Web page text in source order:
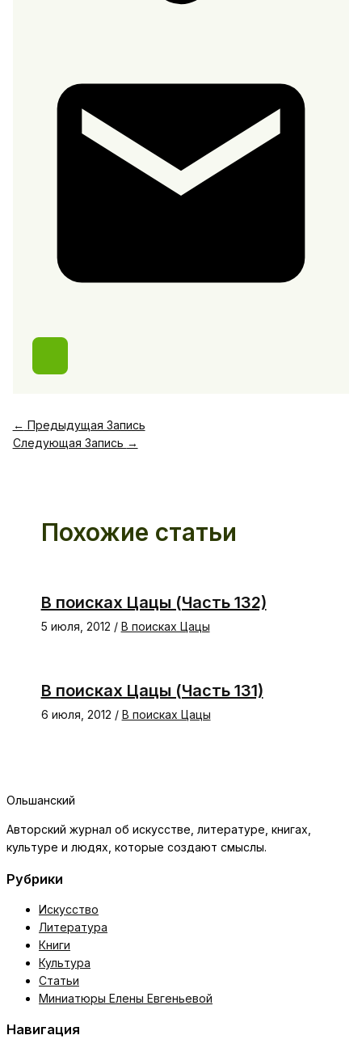
← Предыдущая Запись
Следующая Запись →
Похожие статьи
В поисках Цацы (Часть 132)
5 июля, 2012 / В поисках Цацы
В поисках Цацы (Часть 131)
6 июля, 2012 / В поисках Цацы
Ольшанский
Авторский журнал об искусстве, литературе, книгах,
культуре и людях, которые создают смыслы.
Рубрики
Искусство
Литература
Книги
Культура
Статьи
Миниатюры Елены Евгеньевой
Навигация